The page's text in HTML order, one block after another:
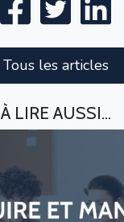
Tous les articles
À LIRE AUSSI...